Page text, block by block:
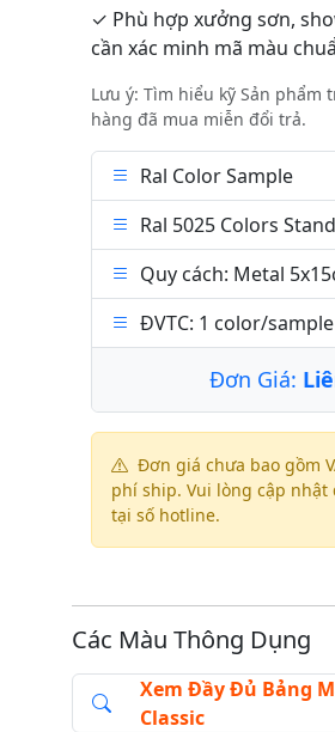
✓ Phù hợp xưởng sơn,
cần xác minh mã màu
Lưu ý: Tìm hiểu kỹ Sản phẩm
hàng đã mua miễn đổi trả.
Ral Color Sample
Ral 5025 Colors
Quy cách: Metal
ĐVTC: 1 color/sample
Đơn Giá:
Đơn giá chưa bao gồm
phí ship. Vui lòng cập
tại số hotline.
Các Màu Thông Dụng
Xem Đầy Đủ Bảng
Classic